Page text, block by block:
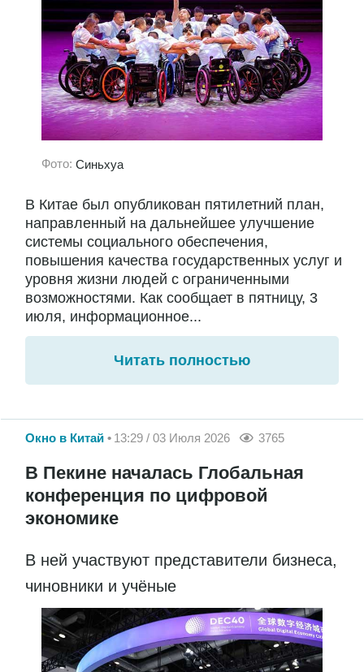
Фото: Синьхуа
В Китае был опубликован пятилетний план,
направленный на дальнейшее улучшение
системы социального обеспечения,
повышения качества государственных услуг и
уровня жизни людей с ограниченными
возможностями. Как сообщает в пятницу, 3
июля, информационное...
Читать полностью
Окно в Китай 13:29 / 03 Июля 2026 3765
В Пекине началась Глобальная
конференция по цифровой
экономике
В ней участвуют представители бизнеса,
чиновники и учёные